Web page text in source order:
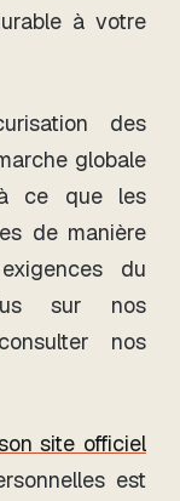
à votre
des
globale
ce que les
de manière
du
sur nos
nos
site officiel
est